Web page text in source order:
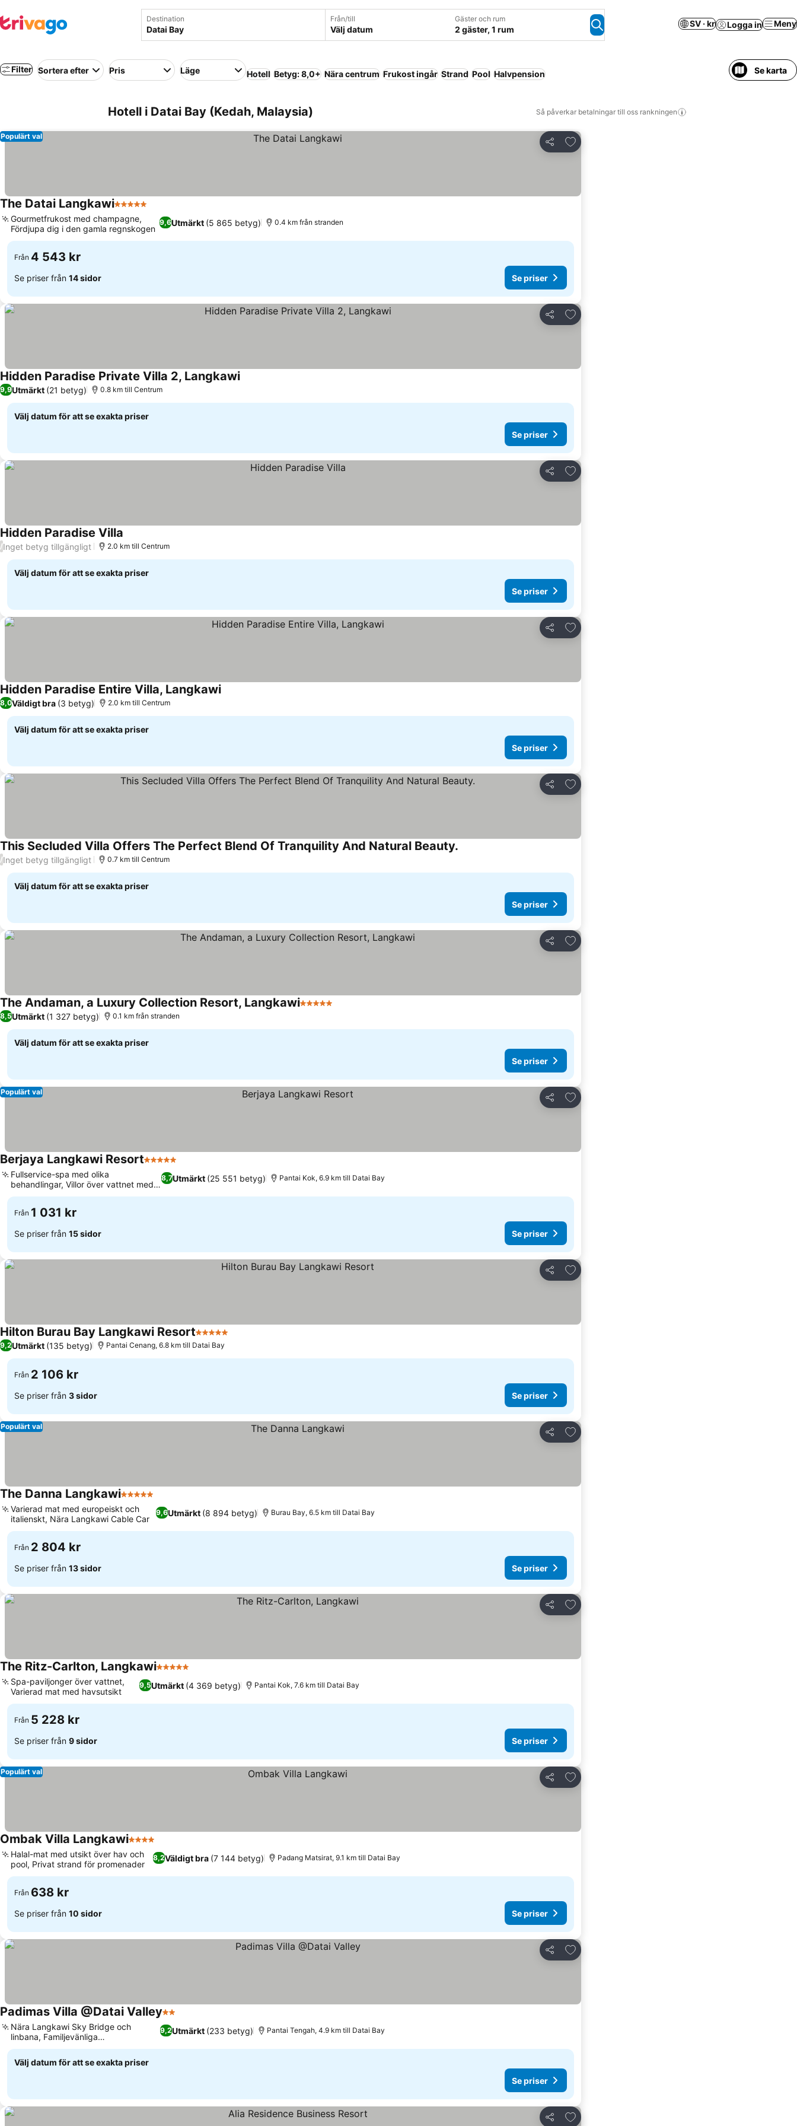
Destination Från/till
Välj datum
Gäster och rum
2 gäster, 1 rum
SV · kr Logga in Meny
Filter Sortera efter Pris Läge Hotell Betyg: 8,0+ Nära centrum Frukost ingår Strand Pool Halvpension Se karta
Hotell i Datai Bay (Kedah, Malaysia) Så påverkar betalningar till oss rankningen
Dela
Lägg till i Mina Favoriter
Populärt val
The Datai Langkawi5 Stjärnor
9,6Utmärkt (5 865 betyg)
Gourmetfrukost med champagne,
Fördjupa dig i den gamla regnskogen
0.4 km från stranden
Från 4 543 kr
Se priser från 14 sidor Se priser
Dela
Lägg till i Mina Favoriter
Hidden Paradise Private Villa 2, Langkawi
9,9Utmärkt (21 betyg) 0.8 km till Centrum
Välj datum för att se exakta priser
Se priser
Dela
Lägg till i Mina Favoriter
Hidden Paradise Villa
/Inget betyg tillgängligt 2.0 km till Centrum
Välj datum för att se exakta priser
Se priser
Dela
Lägg till i Mina Favoriter
Hidden Paradise Entire Villa, Langkawi
8,0Väldigt bra (3 betyg) 2.0 km till Centrum
Välj datum för att se exakta priser
Se priser
Dela
Lägg till i Mina Favoriter
This Secluded Villa Offers The Perfect Blend Of Tranquility And Natural Beauty.
/Inget betyg tillgängligt 0.7 km till Centrum
Välj datum för att se exakta priser
Se priser
Dela
Lägg till i Mina Favoriter
The Andaman, a Luxury Collection Resort, Langkawi5 Stjärnor
8,5Utmärkt (1 327 betyg) 0.1 km från stranden
Välj datum för att se exakta priser
Se priser
Dela
Lägg till i Mina Favoriter
Populärt val
Berjaya Langkawi Resort5 Stjärnor
8,7Utmärkt (25 551 betyg)
Fullservice-spa med olika
behandlingar, Villor över vattnet med
havsutsikt
Pantai Kok, 6.9 km till Datai Bay
Från 1 031 kr
Se priser från 15 sidor Se priser
Dela
Lägg till i Mina Favoriter
Hilton Burau Bay Langkawi Resort5 Stjärnor
9,2Utmärkt (135 betyg) Pantai Cenang, 6.8 km till Datai Bay
Från 2 106 kr
Se priser från 3 sidor Se priser
Dela
Lägg till i Mina Favoriter
Populärt val
The Danna Langkawi5 Stjärnor
9,6Utmärkt (8 894 betyg)
Varierad mat med europeiskt och
italienskt, Nära Langkawi Cable Car
Burau Bay, 6.5 km till Datai Bay
Från 2 804 kr
Se priser från 13 sidor Se priser
Dela
Lägg till i Mina Favoriter
The Ritz-Carlton, Langkawi5 Stjärnor
9,5Utmärkt (4 369 betyg)
Spa-paviljonger över vattnet,
Varierad mat med havsutsikt
Pantai Kok, 7.6 km till Datai Bay
Från 5 228 kr
Se priser från 9 sidor Se priser
Dela
Lägg till i Mina Favoriter
Populärt val
Ombak Villa Langkawi4 Stjärnor
8,2Väldigt bra (7 144 betyg)
Halal-mat med utsikt över hav och
pool, Privat strand för promenader
Padang Matsirat, 9.1 km till Datai Bay
Från 638 kr
Se priser från 10 sidor Se priser
Dela
Lägg till i Mina Favoriter
Padimas Villa @Datai Valley2 Stjärnor
9,2Utmärkt (233 betyg)
Nära Langkawi Sky Bridge och
linbana, Familjevänliga
bekvämligheter
Pantai Tengah, 4.9 km till Datai Bay
Välj datum för att se exakta priser
Se priser
Dela
Lägg till i Mina Favoriter